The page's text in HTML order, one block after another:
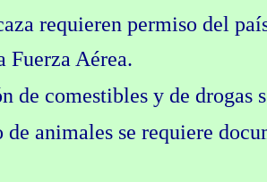
requieren permiso del
Fuerza Aérea.
de comestibles y de drogas
de animales se requiere